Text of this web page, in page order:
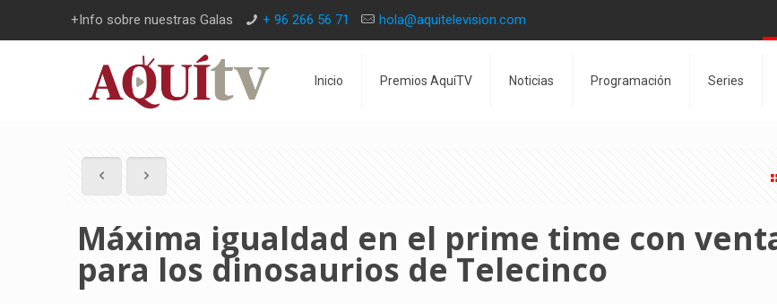
+Info sobre nuestras Galas + 96 266 56 71 hola@aquitelevision.com
Inicio Premios AquíTV Noticias Programación Series
Máxima igualdad en el prime time con
para los dinosaurios de Telecinco